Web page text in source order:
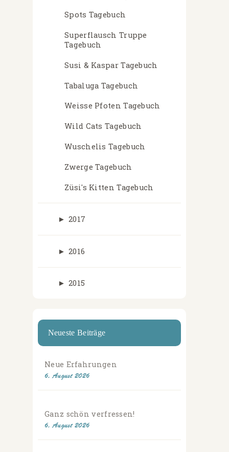
Spots Tagebuch
Superflausch Truppe
Tagebuch
Susi & Kaspar Tagebuch
Tabaluga Tagebuch
Weisse Pfoten Tagebuch
Wild Cats Tagebuch
Wuschelis Tagebuch
Zwerge Tagebuch
Züsi's Kitten Tagebuch
► 2017
► 2016
► 2015
Neueste Beiträge
Neue Erfahrungen
6. August 2026
Ganz schön verfressen!
6. August 2026